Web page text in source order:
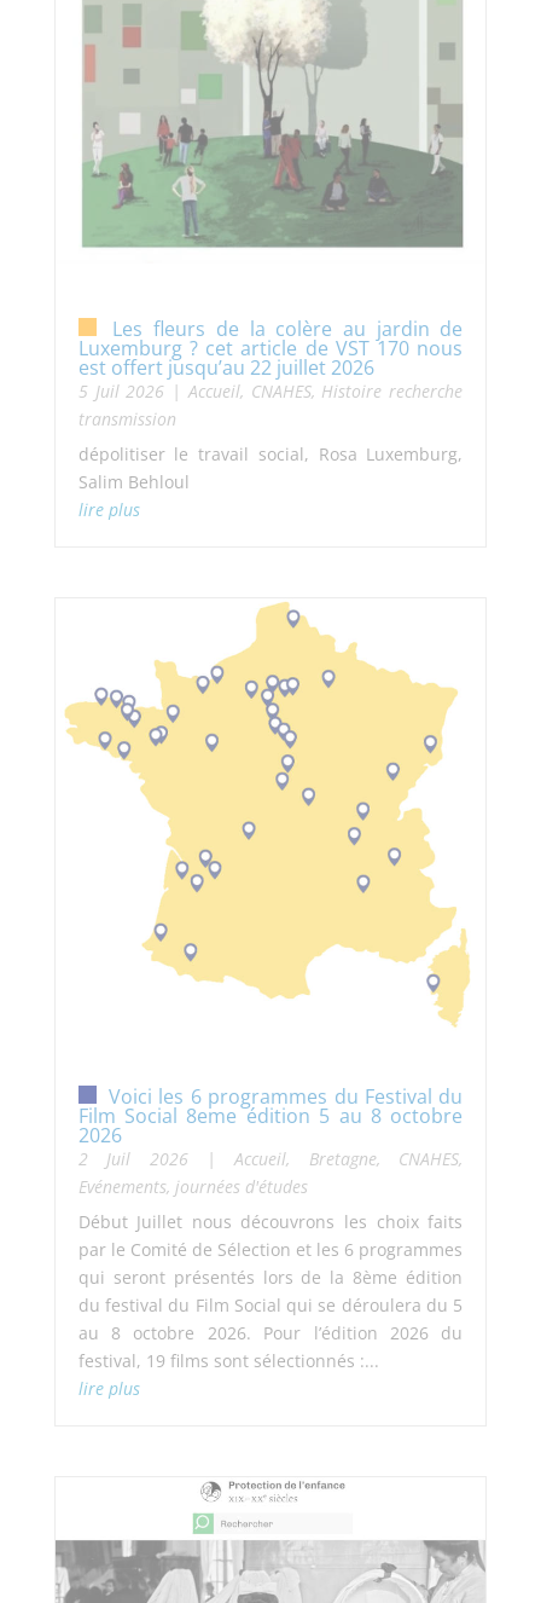
Les fleurs de la colère au jardin de
Luxemburg ? cet article de VST 170 nous
est offert jusqu’au 22 juillet 2026
5 Juil 2026 |Accueil, CNAHES, Histoire recherche
transmission
dépolitiser le travail social, Rosa Luxemburg,
Salim Behloul
lire plus
Voici les 6 programmes du Festival du
Film Social 8eme édition 5 au 8 octobre
2026
2 Juil 2026|Accueil, Bretagne, CNAHES,
Evénements, journées d'études
Début Juillet nous découvrons les choix faits
par le Comité de Sélection et les 6 programmes
qui seront présentés lors de la 8ème édition
du festival du Film Social qui se déroulera du 5
au 8 octobre 2026. Pour l’édition 2026 du
festival, 19 films sont sélectionnés :...
lire plus